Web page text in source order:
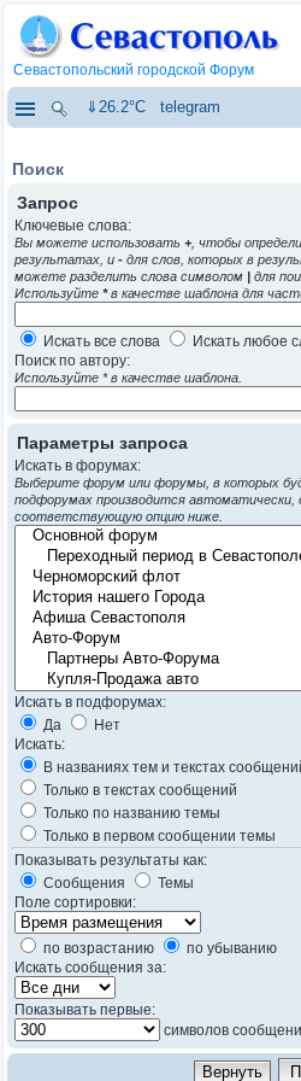
Севастопольский городской Форум
⇓26.2°C telegram
Поиск
Запрос
Ключевые слова:
Вы можете использовать +, чтобы
результатах, и - для слов, которых в
можете разделить слова символом | для
Используйте *в качестве шаблона для
Искать все слова
Искать любое
Поиск по автору:
Используйте * в качестве шаблона.
Параметры запроса
Искать в форумах:
Выберите форум или форумы, в которых
подфорумах производится автоматически,
соответствующую опцию ниже.
Искать в подфорумах:
Да
Нет
Искать:
В названиях тем и текстах
Только в текстах сообщений
Только по названию темы
Только в первом сообщении темы
Показывать результаты как:
Сообщения
Темы
Поле сортировки:
по возрастанию
по убыванию
Искать сообщения за:
Показывать первые:
символов